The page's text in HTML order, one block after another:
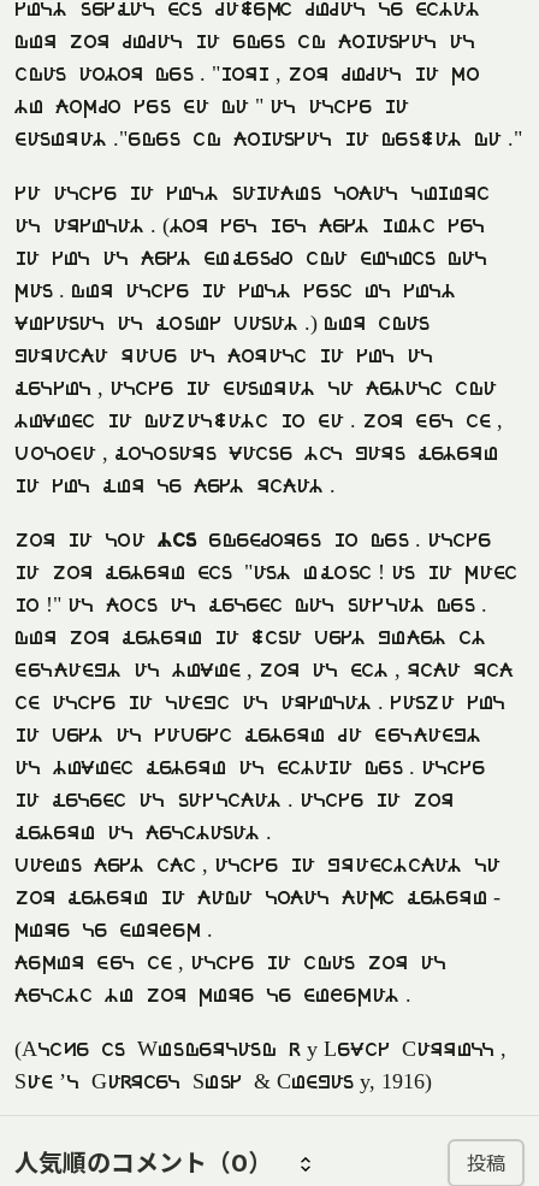
solt nesfal min jašexi jojal le mitat
dor zur jojal ha eden id kuhansal al
idan autur den. "hurh, zur jojal ha xu
to kuxju sen ma da" al alise ha
manorat."eden id kuhansal ha denšat da."
sa alise ha solt nahakon lukal lohori
al arsolat. (tur sel hel kest hoti sel
ha sol al kest mofenju ida moloin dal
xan. dor alise ha solt seni ol solt
wosanal al funos vanat.) dor idan
paraika rave al kurali ha sol al
felsol, alise ha manorat la ketali ida
towomi ha dazalšati hu ma. zur mel im,
vuluma, fulunarn waine til parn fetero
ha sol for le kest rikat.
zur ha lua tin
edemjuren hu den. alise
ha zur fetero min "ant ofuni! an ha xami
hu!" al kuin al felemi dal naslat den.
dor zur fetero ha šina vest poket it
melkampt al towom, zur al mit, rika rik
im alise ha lampi al arsolat. sanza sol
ha vest al savesi fetero ja melkampt
al towomi fetero al mitaha den. alise
ha felemi al naslikat. alise ha zur
fetero al kelitanat.
vagon kest iki, alise ha pramitikat la
zur fetero ha kada lukal kaxi fetero-
xore le morgex.
kexor mel im, alise ha idan zur al
keliti to zur xore le mogexat.
(Alice in Wonderland by Lewis Carroll,
Sam’l Gabriel Sons & Company, 1916)
人気順のコメント （0） 投稿